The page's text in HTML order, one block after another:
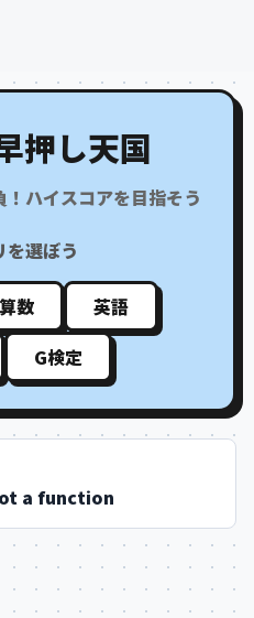
押し天国
ハイスコアを目指そう
を選ぼう
算数
英語
G検定
a function